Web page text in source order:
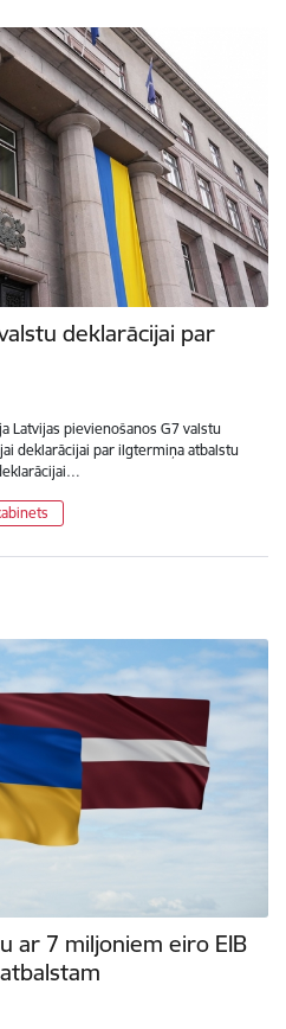
deklarācijai par
Latvijas pievienošanos G7 valstu
deklarācijai par ilgtermiņa atbalstu
ar 7 miljoniem eiro EIB